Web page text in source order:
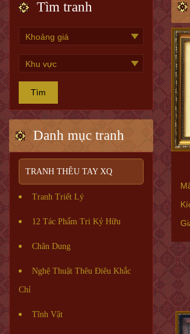
Tìm tranh
Tìm
Danh mục tranh
TRANH THÊU TAY XQ
Tranh Triết Lý
12 Tác Phẩm Tri Kỷ Hữu
Chân Dung
Nghệ Thuật Thêu Điêu Khắc
Chỉ
Tĩnh Vật